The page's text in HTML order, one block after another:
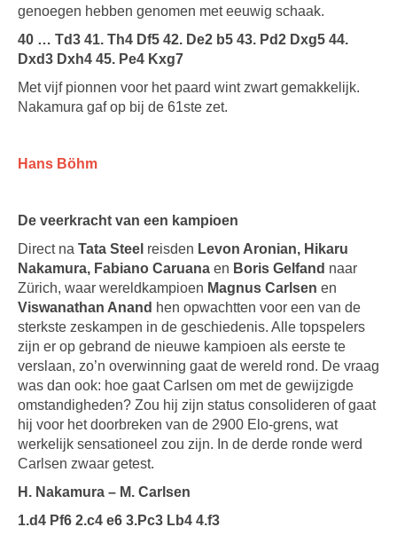
genoegen hebben genomen met eeuwig schaak.
40 … Td3 41. Th4 Df5 42. De2 b5 43. Pd2 Dxg5 44.
Dxd3 Dxh4 45. Pe4 Kxg7
Met vijf pionnen voor het paard wint zwart gemakkelijk.
Nakamura gaf op bij de 61ste zet.
Hans Böhm
De veerkracht van een kampioen
Direct na Tata Steel reisden Levon Aronian, Hikaru
Nakamura, Fabiano Caruana en Boris Gelfand naar
Zürich, waar wereldkampioen Magnus Carlsen en
Viswanathan Anand hen opwachtten voor een van de
sterkste zeskampen in de geschiedenis. Alle topspelers
zijn er op gebrand de nieuwe kampioen als eerste te
verslaan, zo’n overwinning gaat de wereld rond. De vraag
was dan ook: hoe gaat Carlsen om met de gewijzigde
omstandigheden? Zou hij zijn status consolideren of gaat
hij voor het doorbreken van de 2900 Elo-grens, wat
werkelijk sensationeel zou zijn. In de derde ronde werd
Carlsen zwaar getest.
H. Nakamura – M. Carlsen
1.d4 Pf6 2.c4 e6 3.Pc3 Lb4 4.f3